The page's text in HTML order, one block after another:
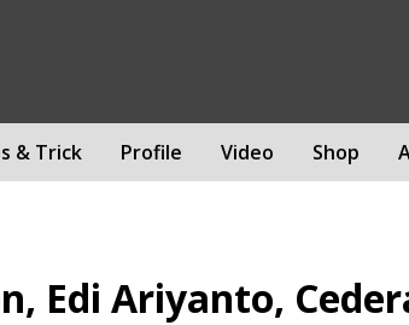
& Trick Profile Video Shop
Edi Ariyanto,